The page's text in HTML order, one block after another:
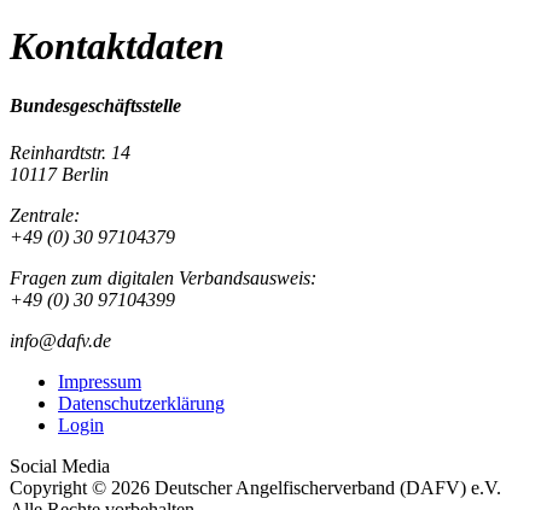
Kontaktdaten
Bundesgeschäftsstelle
Reinhardtstr. 14
10117 Berlin
Zentrale:
+49 (0) 30 97104379
Fragen zum digitalen Verbandsausweis:
+49 (0) 30 97104399
info@dafv.de
Impressum
Datenschutzerklärung
Login
Social Media
Copyright © 2026 Deutscher Angelfischerverband (DAFV) e.V.